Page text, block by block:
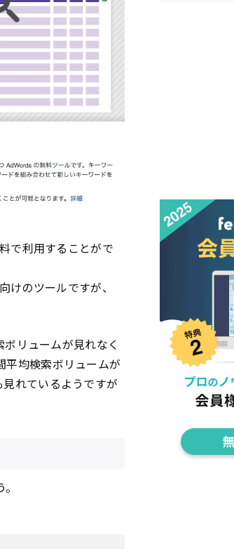
で利用することがで
のツールですが、
リュームが見れなく
平均検索ボリュームが
れているようですが